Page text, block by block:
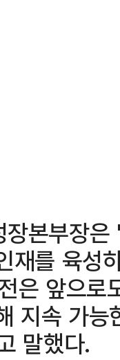
본부장
재를 육성
은 앞으로
지속 가
말했다.